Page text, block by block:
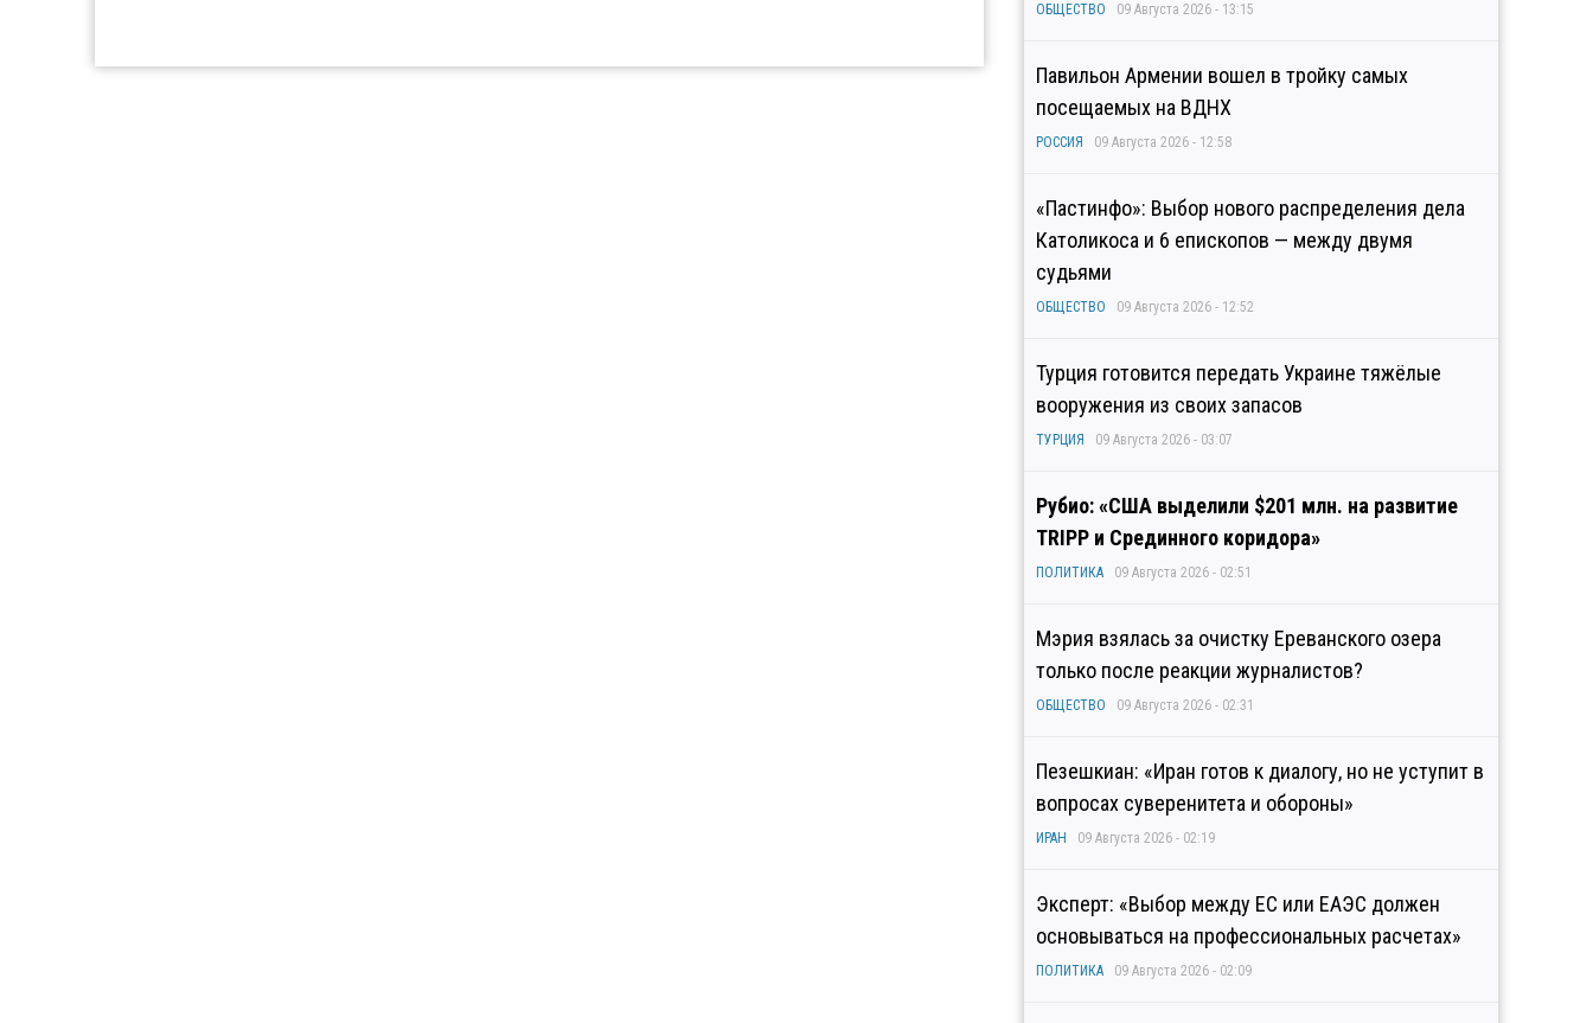
ОБЩЕСТВО 09 Августа 2026 - 13:15
Павильон Армении вошел в тройку самых
посещаемых на ВДНХ
РОССИЯ 09 Августа 2026 - 12:58
«Пастинфо»: Выбор нового распределения дела
Католикоса и 6 епископов — между двумя
судьями
ОБЩЕСТВО 09 Августа 2026 - 12:52
Турция готовится передать Украине тяжёлые
вооружения из своих запасов
ТУРЦИЯ 09 Августа 2026 - 03:07
Рубио: «США выделили $201 млн. на развитие
TRIPP и Срединного коридора»
ПОЛИТИКА 09 Августа 2026 - 02:51
Мэрия взялась за очистку Ереванского озера
только после реакции журналистов?
ОБЩЕСТВО 09 Августа 2026 - 02:31
Пезешкиан: «Иран готов к диалогу, но не уступит в
вопросах суверенитета и обороны»
ИРАН 09 Августа 2026 - 02:19
Эксперт: «Выбор между ЕС или ЕАЭС должен
основываться на профессиональных расчетах»
ПОЛИТИКА 09 Августа 2026 - 02:09